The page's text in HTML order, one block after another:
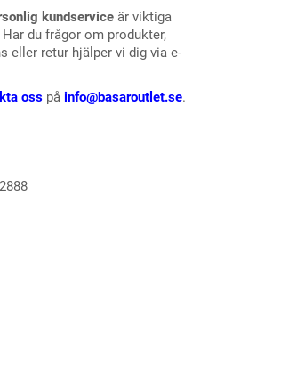
kundservice är viktiga
du frågor om produkter,
eller retur hjälper vi dig via e-
oss på info@basaroutlet.se.